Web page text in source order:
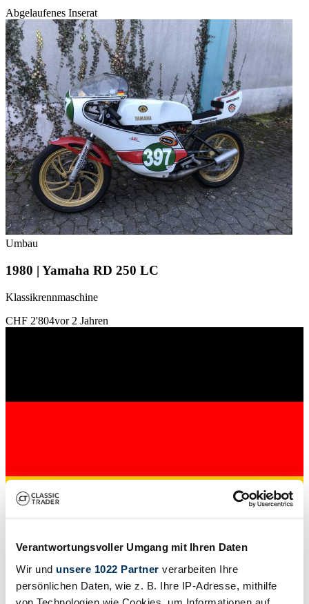
Verantwortungsvoller Umgang mit Ihren Daten
Wir und unsere 1022 Partner verarbeiten Ihre
persönlichen Daten, wie z. B. Ihre IP-Adresse, mithilfe
Abgelaufenes Inserat
Umbau
1980 | Yamaha RD 250 LC
Klassikrennmaschine
CHF 2'804vor 2 Jahren
Bauart
Tourer
Tachostand (abgelesen)